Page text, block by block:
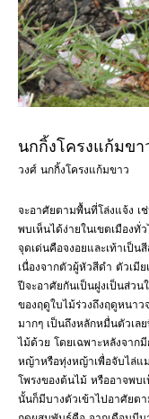
นกกิ้งโครงแก้มข
วงศ์ นกกิ้งโครงแก้มขาว
จะอาศัยตามพื้นที่โล่งแจ้ง เ
พบเห็นได้ง่ายในเขตเมืองทั่
จุดเด่นคือจงอยและเท้าเป็น
เนื่องจากตัวผู้หัวสีดำ ตัวเมี
ปีจะอาศัยกันเป็นฝูงเป็นส่วน
ของฤดูใบไม้ร่วงถึงฤดูหนา
มากๆ เป็นถึงหลักหมื่นตัวเล
ไม้ด้วย โดยเฉพาะหลังจา
หญ้าหรือทุ่งหญ้าเพื่อจับไล่แ
โพรงของต้นไม้ หรืออาจพ
นั้นก็มีบางตัวเข้าไปอาศัยตา